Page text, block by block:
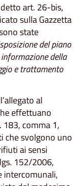
art. 26-bis,
sulla Gazzetta
state
del piano
della
e trattamento
al
effettuano
183, comma 1,
che svolgono uno
ai sensi
152/2006,
intercomunali,